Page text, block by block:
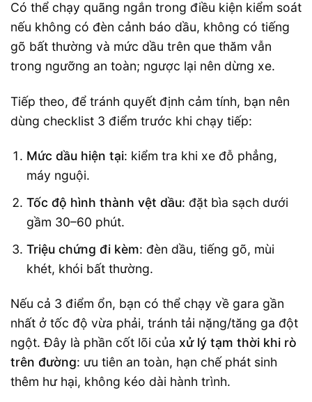
Có thể chạy quãng ngắn trong điều kiện kiểm soát
nếu không có đèn cảnh báo dầu, không có tiếng
gõ bất thường và mức dầu trên que thăm vẫn
trong ngưỡng an toàn; ngược lại nên dừng xe.
Tiếp theo, để tránh quyết định cảm tính, bạn nên
dùng checklist 3 điểm trước khi chạy tiếp:
Mức dầu hiện tại: kiểm tra khi xe đỗ phẳng,
máy nguội.
Tốc độ hình thành vệt dầu: đặt bìa sạch dưới
gầm 30–60 phút.
Triệu chứng đi kèm: đèn dầu, tiếng gõ, mùi
khét, khói bất thường.
Nếu cả 3 điểm ổn, bạn có thể chạy về gara gần
nhất ở tốc độ vừa phải, tránh tải nặng/tăng ga đột
ngột. Đây là phần cốt lõi của xử lý tạm thời khi rò
trên đường: ưu tiên an toàn, hạn chế phát sinh
thêm hư hại, không kéo dài hành trình.